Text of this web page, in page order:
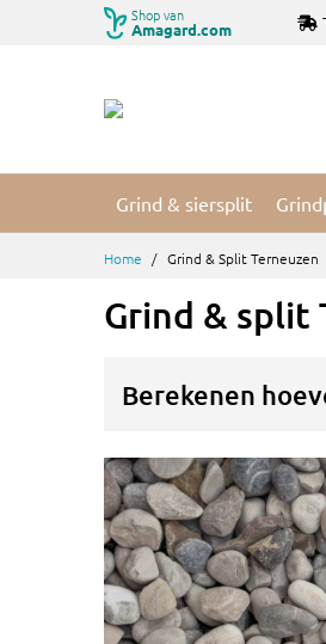
Shop van
Amagard.com
Grind & siersplit
Home Grind & Split Terneuzen
Grind & split
Berekenen